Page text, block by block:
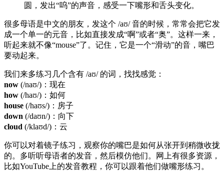
圆，发出“呜”的声音，感受一下嘴形和舌头变化。
很多母语是中文的朋友，发这个 /aʊ/ 音的时候，常常会把它发
成一个单一的元音，比如直接发成“啊”或者“奥”。这样一来，
听起来就不像“mouse”了。记住，它是一个“滑动”的音，嘴巴
要动起来。
我们来多练习几个含有 /aʊ/ 的词，找找感觉：
now (/naʊ/)：现在
how (/haʊ/)：如何
house (/haʊs/)：房子
down (/daʊn/)：向下
cloud (/klaʊd/)：云
你可以对着镜子练习，观察你的嘴巴是如何从张开到稍微收拢
的。多听听母语者的发音，然后模仿他们。网上有很多资源，
比如YouTube上的发音教程，你可以跟着他们做嘴形练习。